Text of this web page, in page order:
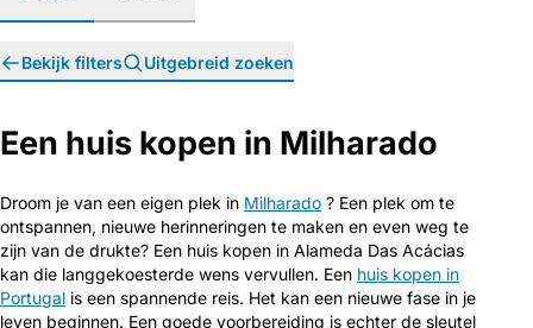
Bekijk filters Uitgebreid zoeken
Een huis kopen in Milharado
Droom je van een eigen plek in Milharado ? Een plek om te
ontspannen, nieuwe herinneringen te maken en even weg te
zijn van de drukte? Een huis kopen in Alameda Das Acácias
kan die langgekoesterde wens vervullen. Een huis kopen in
Portugal is een spannende reis. Het kan een nieuwe fase in je
leven beginnen. Een goede voorbereiding is echter de sleutel